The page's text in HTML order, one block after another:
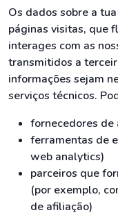
Os dados sobre a
páginas visitas, que
interages com as
transmitidos a
informações sejam
serviços técnicos.
fornecedores de
ferramentas de
web analytics)
parceiros que
(por exemplo,
de afiliação)